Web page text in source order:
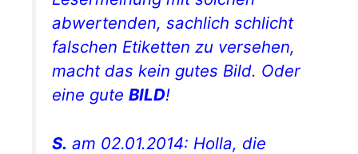
abwertenden, sachlich schlicht
falschen Etiketten zu versehen,
macht das kein gutes Bild. Oder
eine gute BILD!
S. am 02.01.2014: Holla, die